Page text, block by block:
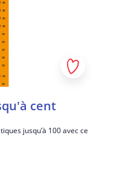
cent
jusqu’à 100 avec ce